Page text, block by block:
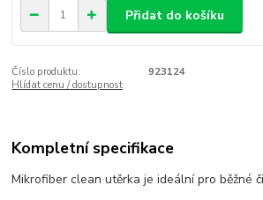
Přidat do košíku
Číslo produktu:
923124
Hlídat cenu / dostupnost
Kompletní specifikace
Mikrofiber clean utěrka je ideální pro běžné